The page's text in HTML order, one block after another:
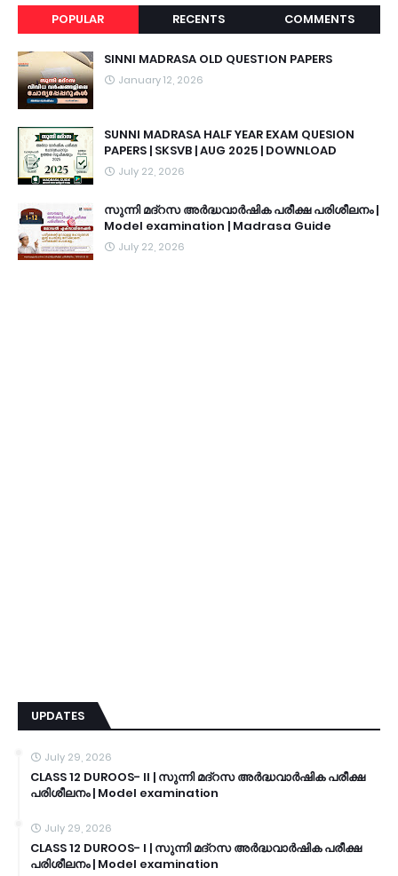
POPULAR RECENTS COMMENTS
SINNI MADRASA OLD QUESTION PAPERS
January 12, 2026
SUNNI MADRASA HALF YEAR EXAM QUESION
PAPERS | SKSVB | AUG 2025 | DOWNLOAD
July 22, 2026
സുന്നി മദ്റസ അർദ്ധവാർഷിക പരീക്ഷ പരിശീലനം |
Model examination | Madrasa Guide
July 22, 2026
UPDATES
July 29, 2026
CLASS 12 DUROOS- II | സുന്നി മദ്റസ അർദ്ധവാർഷിക പരീക്ഷ
പരിശീലനം | Model examination
July 29, 2026
CLASS 12 DUROOS- I | സുന്നി മദ്റസ അർദ്ധവാർഷിക പരീക്ഷ
പരിശീലനം | Model examination